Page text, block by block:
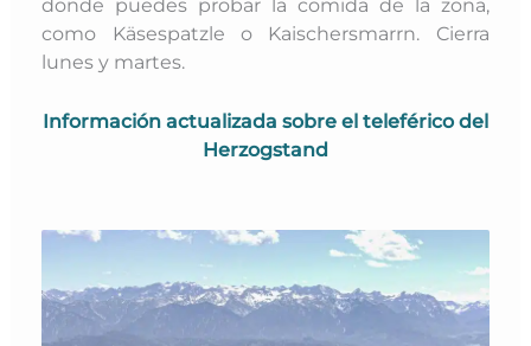
como Käsespatzle o Kaischersmarrn. Cierra
lunes y martes.
Información actualizada sobre el teleférico del
Herzogstand